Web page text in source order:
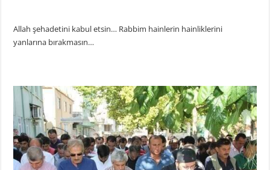
Allah şehadetini kabul etsin… Rabbim hainlerin hainliklerini
yanlarına bırakmasın…